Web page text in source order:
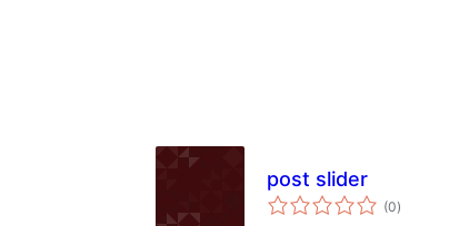
post slider
(0total
de
)